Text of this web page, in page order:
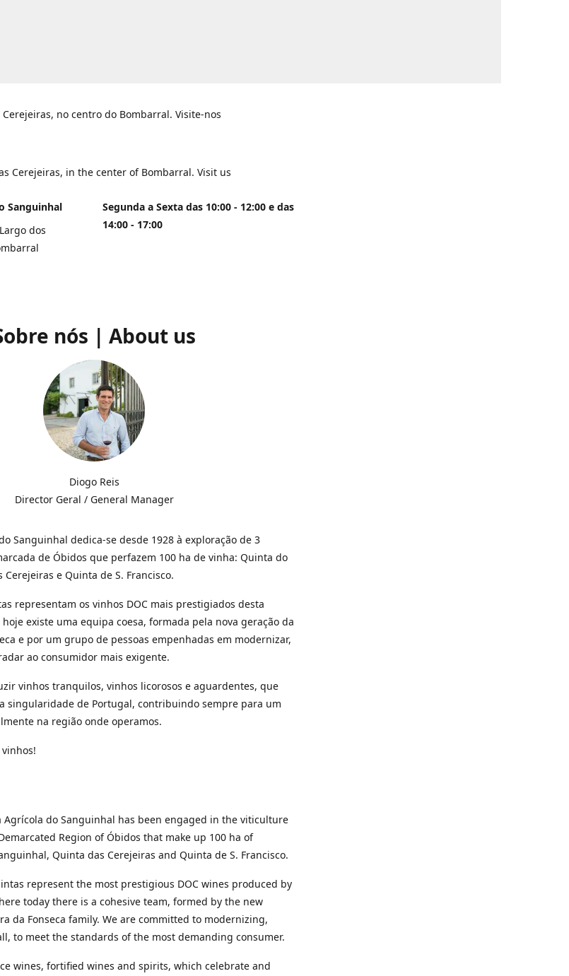
no centro do Bombarral. Visite-nos
Cerejeiras, in the center of Bombarral. Visit us
Sanguinhal
dos
Segunda a Sexta das 10:00 - 12:00 e das
14:00 - 17:00
nós | About us
Diogo Reis
Director Geral / General Manager
Sanguinhal dedica-se desde 1928 à exploração de 3
de Óbidos que perfazem 100 ha de vinha: Quinta do
e Quinta de S. Francisco.
representam os vinhos DOC mais prestigiados desta
existe uma equipa coesa, formada pela nova geração da
e por um grupo de pessoas empenhadas em modernizar,
ao consumidor mais exigente.
vinhos tranquilos, vinhos licorosos e aguardentes, que
singularidade de Portugal, contribuindo sempre para um
na região onde operamos.
Agrícola do Sanguinhal has been engaged in the viticulture
Region of Óbidos that make up 100 ha of
Quinta das Cerejeiras and Quinta de S. Francisco.
represent the most prestigious DOC wines produced by
today there is a cohesive team, formed by the new
da Fonseca family. We are committed to modernizing,
to meet the standards of the most demanding consumer.
wines, fortified wines and spirits, which celebrate and